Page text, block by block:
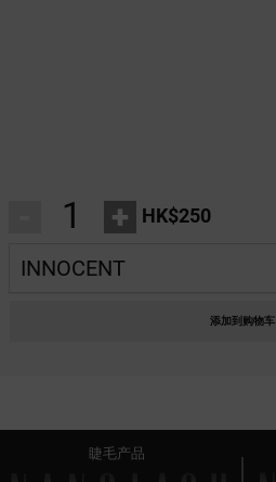
+ HK$250
INNOCENT
FANTASY
添加到购物车
睫毛产品